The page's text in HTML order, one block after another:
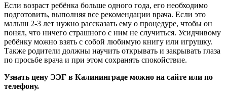
Если возраст ребёнка больше одного года, его необходимо
подготовить, выполняя все рекомендации врача. Если это
малыш 2-3 лет нужно рассказать ему о процедуре, чтобы он
понял, что ничего страшного с ним не случиться. Усидчивому
ребёнку можно взять с собой любимую книгу или игрушку.
Также родители должны научить открывать и закрывать глаза
по просьбе врача и при этом сохранять спокойствие.
Узнать цену ЭЭГ в Калининграде можно на сайте или по
телефону.